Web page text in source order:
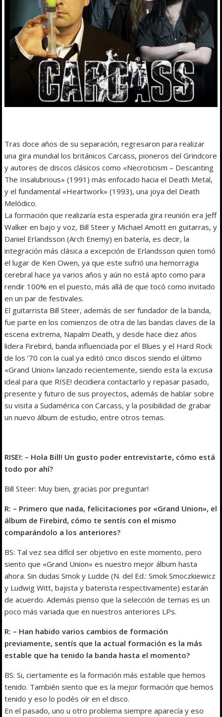
Tras doce años de su separación, regresaron para realizar
una gira mundial los británicos Carcass, pioneros del Grindcore
y autores de discos clásicos como «Necroticism – Descanting
The Insalubrious» (1991) más enfocado hacia el Death Metal,
y el fundamental «Heartwork» (1993), una joya del Death
Melódico.
La formación que realizaría esta esperada gira reunión era Jeff
Walker en bajo y voz, Bill Steer y Michael Amott en guitarras, y
Daniel Erlandsson (Arch Enemy) en batería, es decir, la
integración más clásica a excepción de Erlandsson quien tomó
el lugar de Ken Owen, ya que este sufrió una hemorragia
cerebral hace ya varios años y aún no está apto como para
rendir 100% en el puesto, más allá de que tocó como invitado
en un par de festivales.
El guitarrista Bill Steer, además de ser fundador de la banda,
fue parte en los comienzos de otra de las bandas claves de la
escena extrema, Napalm Death, y desde hace diez años
lidera Firebird, banda influenciada por el Blues y el Hard Rock
de los ’70 con la cual ya editó cinco discos siendo el último
«Grand Union» lanzado recientemente, siendo esta la excusa
ideal para que RISE! decidiera contactarlo y repasar pasado,
presente y futuro de sus proyectos, además de hablar sobre
su visita a Sudamérica con Carcass, y la posibilidad de grabar
un nuevo álbum de estudio, entre otros temas.
RISE!: – Hola Bill! Un gusto poder entrevistarte, cómo está
todo por ahí?
Bill Steer: Muy bien, gracias por preguntar!
R: – Primero que nada, felicitaciones por «Grand Union», el
álbum de Firebird, cómo te sentís con el mismo
comparándolo a los anteriores?
BS: Tal vez sea difícil ser objetivo en este momento, pero
siento que «Grand Union» es nuestro mejor álbum hasta
ahora. Sin dudas Smok y Ludde (N. del Ed.: Smok Smoczkiewicz
y Ludwig Witt, bajista y baterista respectivamente) estarán
de acuerdo. Además pienso que la selección de temas es un
poco más variada que en nuestros anteriores LPs.
R: – Han habido varios cambios de formación
previamente, sentís que la actual formación es la más
estable que ha tenido la banda hasta el momento?
BS: Si, ciertamente es la formación más estable que hemos
tenido. También siento que es la mejor formación que hemos
tenido y eso lo podés oír en el disco.
En el pasado, uno u otro problema siempre aparecía y eso